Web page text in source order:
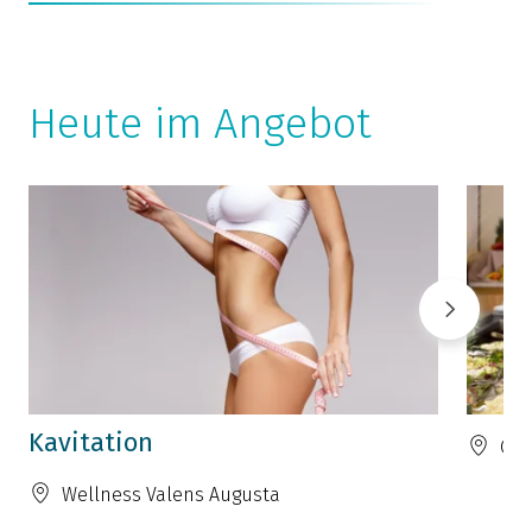
Heute im Angebot
Kavitation
Wellness Valens Augusta